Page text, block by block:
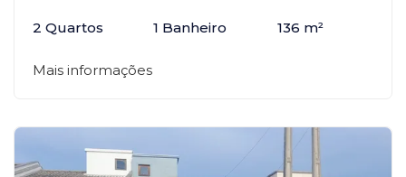
2 Quartos 1 Banheiro 136 m²
Mais informações